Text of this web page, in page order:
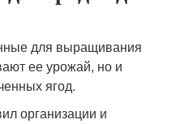
для выращивания
ее урожай, но и
ягод.
организации и